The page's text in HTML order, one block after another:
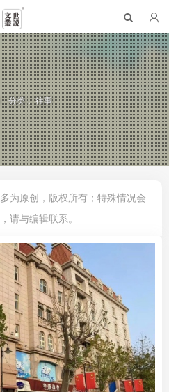
分类：往事
为原创，版权所有；特殊情况会
请与编辑联系。